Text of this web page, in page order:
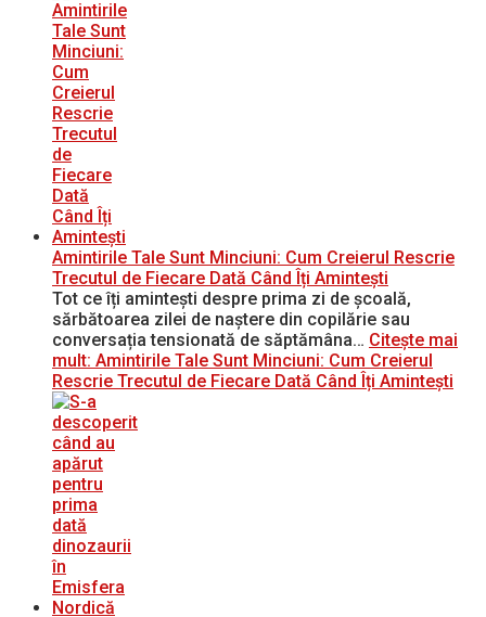
Amintirile Tale Sunt Minciuni: Cum Creierul Rescrie
Trecutul de Fiecare Dată Când Îți Amintești
Tot ce îți amintești despre prima zi de școală,
sărbătoarea zilei de naștere din copilărie sau
conversația tensionată de săptămâna… Citește mai
mult: Amintirile Tale Sunt Minciuni: Cum Creierul
Rescrie Trecutul de Fiecare Dată Când Îți Amintești